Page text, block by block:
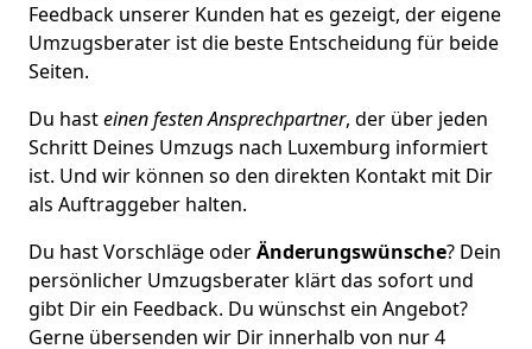
Feedback unserer Kunden hat es gezeigt, der eigene
Umzugsberater ist die beste Entscheidung für beide
Seiten.
Du hasteinen festen Ansprechpartner, der über jeden
Schritt Deines Umzugs nach Luxemburg informiert
ist. Und wir können so den direkten Kontakt mit Dir
als Auftraggeber halten.
Du hast Vorschläge oderÄnderungswünsche? Dein
persönlicher Umzugsberater klärt das sofort und
gibt Dir ein Feedback. Du wünschst ein Angebot?
Gerne übersenden wir Dir innerhalb von nur4